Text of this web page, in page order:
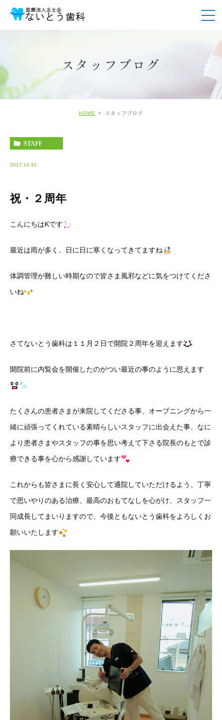
スタッフブログ
HOME スタッフブログ
STAFF
2017.10.30
祝・２周年
こんにちはKです
最近は雨が多く、日に日に寒くなってきてますね
体調管理が難しい時期なので皆さま風邪などに気をつけてくださ
いね
さてないとう歯科は１１月２日で開院２周年を迎えます
開院前に内覧会を開催したのがつい最近の事のように思えます
たくさんの患者さまが来院してくださる事、オープニングから一
緒に頑張ってくれている素晴らしいスタッフに出会えた事、なに
より患者さまやスタッフの事を思い考えて下さる院長のもとで診
療できる事を心から感謝しています
これからも皆さまに長く安心して通院していただけるよう、丁寧
で思いやりのある治療、最高のおもてなしを心がけ、スタッフ一
同成長してまいりますので、今後ともないとう歯科をよろしくお
願いいたします